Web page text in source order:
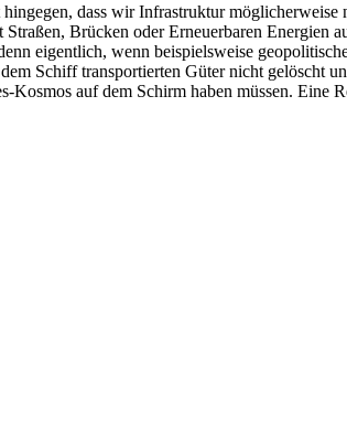
dass wir Infrastruktur möglicherweise
Brücken oder Erneuerbaren Energien
eigentlich, wenn beispielsweise
Schiff transportierten Güter nicht gelöscht
auf dem Schirm haben müssen. Eine